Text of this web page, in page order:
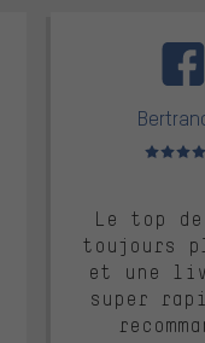
Note
Le top
toujours
et une
super